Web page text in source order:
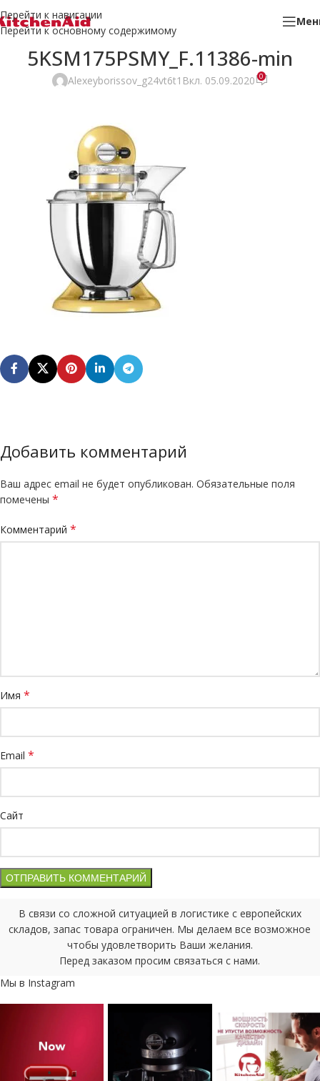
Перейти к навигации
Перейти к основному содержимому
5KSM175PSMY_F.11386-min
Alexeyborissov_g24vt6t1 Вкл. 05.09.2020 0
Добавить комментарий
Ваш адрес email не будет опубликован. Обязательные поля
помечены *
Комментарий *
Имя *
Email *
Сайт
В связи со сложной ситуацией в логистике с европейских
складов, запас товара ограничен. Мы делаем все возможное
чтобы удовлетворить Ваши желания.
Перед заказом просим связаться с нами.
Мы в Instagram